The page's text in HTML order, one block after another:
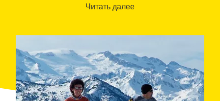
Furthermore, the hotel provides advice on the best
Читать далее